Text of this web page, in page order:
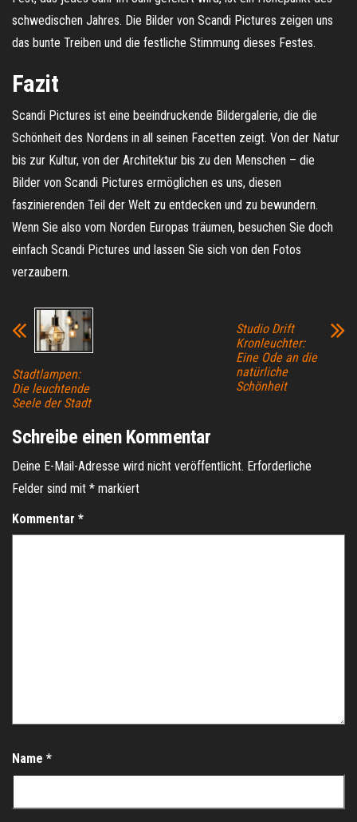
schwedischen Jahres. Die Bilder von Scandi Pictures zeigen uns
das bunte Treiben und die festliche Stimmung dieses Festes.
Fazit
Scandi Pictures ist eine beeindruckende Bildergalerie, die die
Schönheit des Nordens in all seinen Facetten zeigt. Von der Natur
bis zur Kultur, von der Architektur bis zu den Menschen – die
Bilder von Scandi Pictures ermöglichen es uns, diesen
faszinierenden Teil der Welt zu entdecken und zu bewundern.
Wenn Sie also vom Norden Europas träumen, besuchen Sie doch
einfach Scandi Pictures und lassen Sie sich von den Fotos
verzaubern.
Stadtlampen:
Die leuchtende
Seele der Stadt
Studio Drift
Kronleuchter:
Eine Ode an die
natürliche
Schönheit
Schreibe einen Kommentar
Deine E-Mail-Adresse wird nicht veröffentlicht. Erforderliche
Felder sind mit * markiert
Kommentar *
Name *